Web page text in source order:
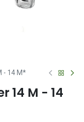
- 14 M*
14 M - 14